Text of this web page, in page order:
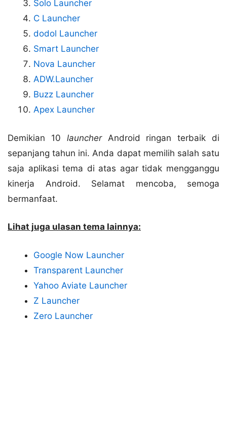
Solo Launcher
C Launcher
dodol Launcher
Smart Launcher
Nova Launcher
ADW.Launcher
Buzz Launcher
Apex Launcher
Demikian 10 launcherAndroid ringan terbaik di
sepanjang tahun ini. Anda dapat memilih salah satu
saja aplikasi tema di atas agar tidak mengganggu
kinerja Android. Selamat mencoba, semoga
bermanfaat.
Lihat juga ulasan tema lainnya:
Google Now Launcher
Transparent Launcher
Yahoo Aviate Launcher
Z Launcher
Zero Launcher